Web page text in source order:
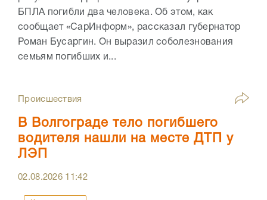
БПЛА погибли два человека. Об этом, как
сообщает «СарИнформ», рассказал губернатор
Роман Бусаргин. Он выразил соболезнования
семьям погибших и...
Происшествия
В Волгограде тело погибшего
водителя нашли на месте ДТП у
ЛЭП
02.08.2026 11:42